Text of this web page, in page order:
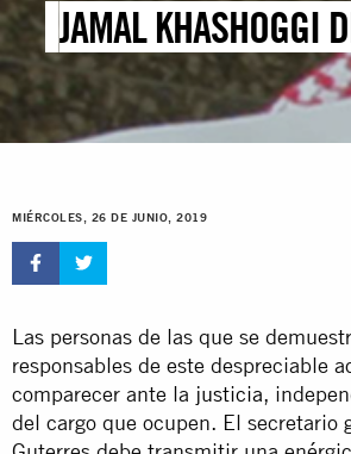
JAMAL KHASHOGGI
LA NECESIDAD DE
INVESTIGACIÓN
INDEPENDIENTE QUE
LA VERDAD
MIÉRCOLES, 26 DE JUNIO, 2019
Las personas de las que se
responsables de este despreciable
comparecer ante la justicia,
del cargo que ocupen. El secretario